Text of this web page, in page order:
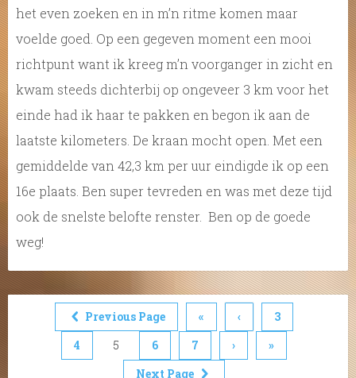
het even zoeken en in m’n ritme komen maar
voelde goed. Op een gegeven moment een mooi
richtpunt want ik kreeg m’n voorganger in zicht en
kwam steeds dichterbij op ongeveer 3 km voor het
einde had ik haar te pakken en begon ik aan de
laatste kilometers. De kraan mocht open. Met een
gemiddelde van 42,3 km per uur eindigde ik op een
16e plaats. Ben super tevreden en was met deze tijd
ook de snelste belofte renster. Ben op de goede
weg!
Previous Page « ‹
3
4
5 6 7 ›
»
Next Page